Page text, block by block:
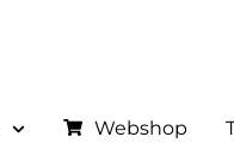
Webshop